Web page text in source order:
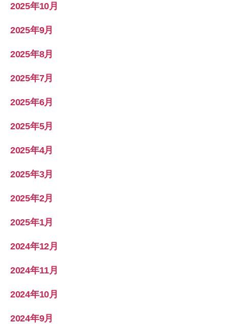
2025年10月
2025年9月
2025年8月
2025年7月
2025年6月
2025年5月
2025年4月
2025年3月
2025年2月
2025年1月
2024年12月
2024年11月
2024年10月
2024年9月